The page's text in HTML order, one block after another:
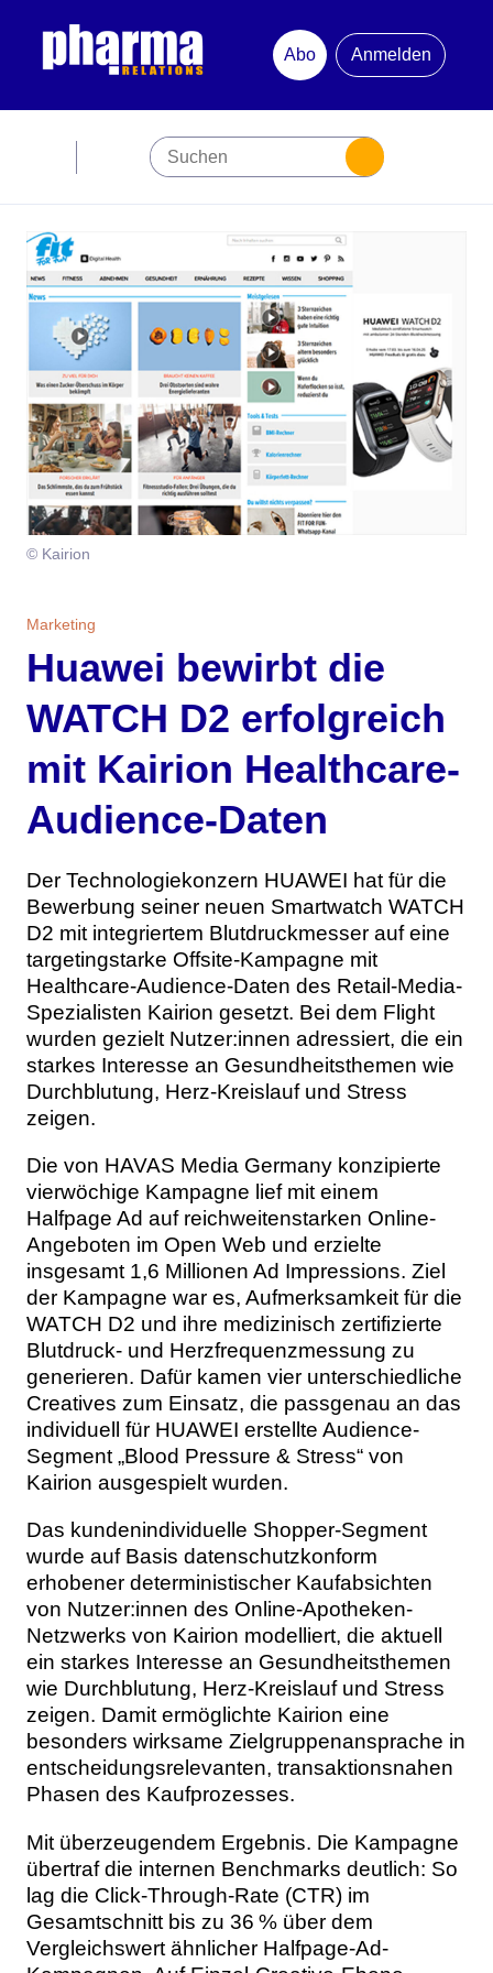
Abo
Anmelden
Premiumpartner
Jubiläum
Newsletter
Mediadaten
Themen
Marketing
Branche
Studien
Digital Health
Personen
Magazin
Aktuelle Ausgabe
Ausgabenarchiv
Abonnement
Über uns
Kontakt
Team
Werben
© Kairion
Marketing
Huawei bewirbt die
WATCH D2 erfolgreich
mit Kairion Healthcare-
Audience-Daten
Der Technologiekonzern HUAWEI hat für die
Bewerbung seiner neuen Smartwatch WATCH
D2 mit integriertem Blutdruckmesser auf eine
targetingstarke Offsite-Kampagne mit
Healthcare-Audience-Daten des Retail-Media-
Spezialisten Kairion gesetzt. Bei dem Flight
wurden gezielt Nutzer:innen adressiert, die ein
starkes Interesse an Gesundheitsthemen wie
Durchblutung, Herz-Kreislauf und Stress
zeigen.
Die von HAVAS Media Germany konzipierte
vierwöchige Kampagne lief mit einem
Halfpage Ad auf reichweitenstarken Online-
Angeboten im Open Web und erzielte
insgesamt 1,6 Millionen Ad Impressions. Ziel
der Kampagne war es, Aufmerksamkeit für die
WATCH D2 und ihre medizinisch zertifizierte
Blutdruck- und Herzfrequenzmessung zu
generieren. Dafür kamen vier unterschiedliche
Creatives zum Einsatz, die passgenau an das
individuell für HUAWEI erstellte Audience-
Segment „Blood Pressure & Stress“ von
Kairion ausgespielt wurden.
Das kundenindividuelle Shopper-Segment
wurde auf Basis datenschutzkonform
erhobener deterministischer Kaufabsichten
von Nutzer:innen des Online-Apotheken-
Netzwerks von Kairion modelliert, die aktuell
ein starkes Interesse an Gesundheitsthemen
wie Durchblutung, Herz-Kreislauf und Stress
zeigen. Damit ermöglichte Kairion eine
besonders wirksame Zielgruppenansprache in
entscheidungsrelevanten, transaktionsnahen
Phasen des Kaufprozesses.
Mit überzeugendem Ergebnis. Die Kampagne
übertraf die internen Benchmarks deutlich: So
lag die Click-Through-Rate (CTR) im
Gesamtschnitt bis zu 36 % über dem
Vergleichswert ähnlicher Halfpage-Ad-